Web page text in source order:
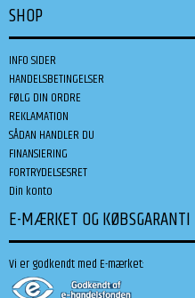
SHOP
INFO SIDER
HANDELSBETINGELSER
FØLG DIN ORDRE
REKLAMATION
SÅDAN HANDLER DU
FINANSIERING
FORTRYDELSESRET
Din konto
E-MÆRKET OG KØBSGARANTI
Vi er godkendt med E-mærket: